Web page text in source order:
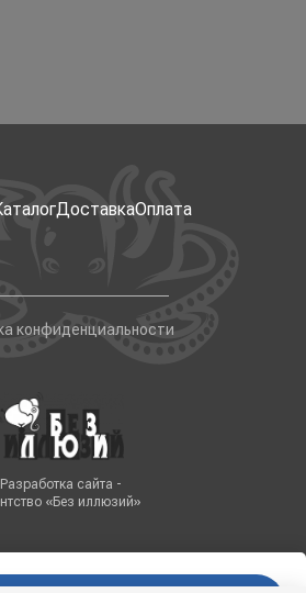
ДоставкаОплата
конфиденциальности
Разработка сайта -
«Без иллюзий»